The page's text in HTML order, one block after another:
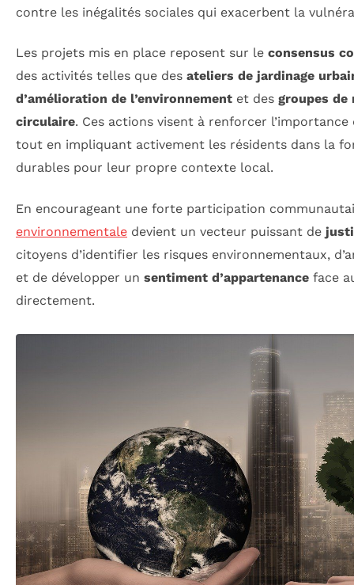
contre les inégalités sociales qui exacerbent la
Les projets mis en place reposent sur le consensus
des activités telles que des ateliers de jardinage
d’amélioration de l’environnement et des groupes de
circulaire. Ces actions visent à renforcer l’importance
tout en impliquant activement les résidents dans la
durables pour leur propre contexte local.
En encourageant une forte participation
environnementale devient un vecteur puissant de
citoyens d’identifier les risques environnementaux,
et de développer un sentiment d’appartenance face
directement.